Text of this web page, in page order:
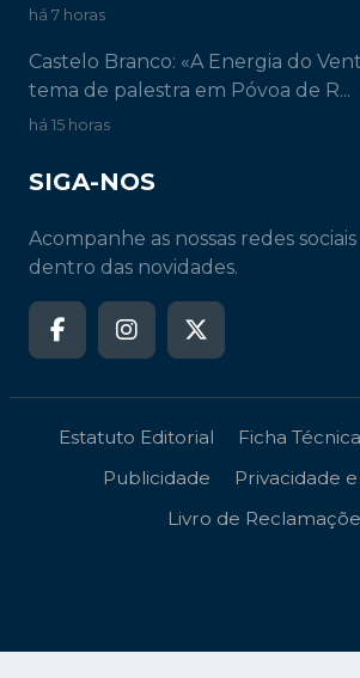
há 7 horas
Castelo Branco: «A Energia do
tema de palestra em Póvoa de R...
há 15 horas
SIGA-NOS
Acompanhe as nossas redes
dentro das novidades.
Estatuto Editorial Ficha Técnica
Publicidade
Privacidade
Livro de